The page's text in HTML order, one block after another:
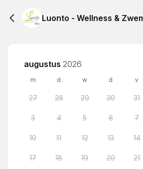
Luonto - Wellness &
augustus 2026
m d w d v
27 28 29 30 31
3 4 5 6 7
10 11 12 13 14
17 18 19 20 21